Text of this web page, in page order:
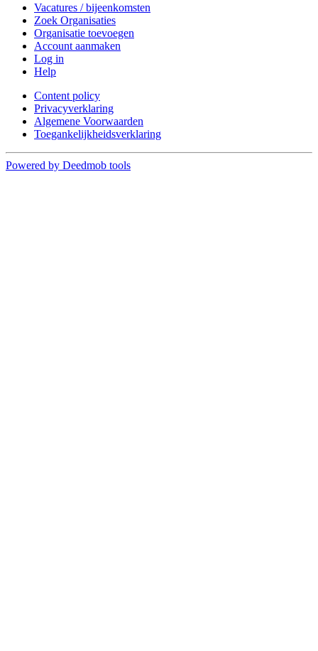
Vacatures / bijeenkomsten
Zoek Organisaties
Organisatie toevoegen
Account aanmaken
Log in
Help
Content policy
Privacyverklaring
Algemene Voorwaarden
Toegankelijkheidsverklaring
Powered by Deedmob tools